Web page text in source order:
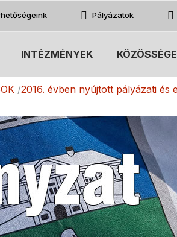
Pályázatok
INTÉZMÉNYEK
2016. évben nyújtott pályázati és